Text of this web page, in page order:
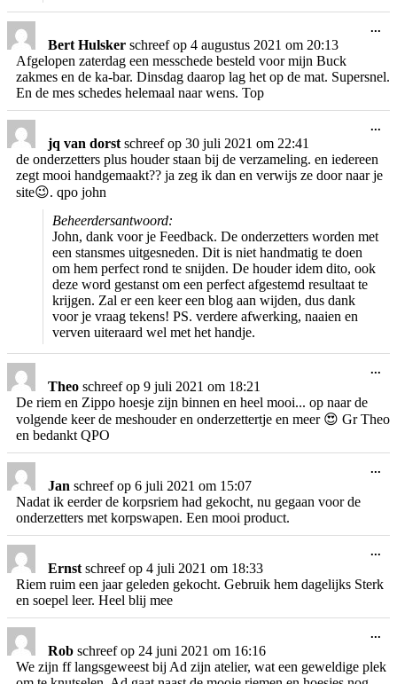
Bert Hulsker schreef op 4 augustus 2021 om 20:13
Afgelopen zaterdag een messchede besteld voor mijn Buck
zakmes en de ka-bar. Dinsdag daarop lag het op de mat. Supersnel.
En de mes schedes helemaal naar wens. Top
...
jq van dorst schreef op 30 juli 2021 om 22:41
de onderzetters plus houder staan bij de verzameling. en iedereen
zegt mooi handgemaakt?? ja zeg ik dan en verwijs ze door naar je
site😉. qpo john
Beheerdersantwoord:
John, dank voor je Feedback. De onderzetters worden met
een stansmes uitgesneden. Dit is niet handmatig te doen
om hem perfect rond te snijden. De houder idem dito, ook
deze word gestanst om een perfect afgestemd resultaat te
krijgen. Zal er een keer een blog aan wijden, dus dank
voor je vraag tekens! PS. verdere afwerking, naaien en
verven uiteraard wel met het handje.
...
Theo schreef op 9 juli 2021 om 18:21
De riem en Zippo hoesje zijn binnen en heel mooi... op naar de
volgende keer de meshouder en onderzettertje en meer 😍 Gr Theo
en bedankt QPO
...
Jan schreef op 6 juli 2021 om 15:07
Nadat ik eerder de korpsriem had gekocht, nu gegaan voor de
onderzetters met korpswapen. Een mooi product.
...
Ernst schreef op 4 juli 2021 om 18:33
Riem ruim een jaar geleden gekocht. Gebruik hem dagelijks Sterk
en soepel leer. Heel blij mee
...
Rob schreef op 24 juni 2021 om 16:16
We zijn ff langsgeweest bij Ad zijn atelier, wat een geweldige plek
...